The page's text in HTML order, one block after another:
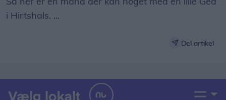
i Hirtshals. ...
Del artikel